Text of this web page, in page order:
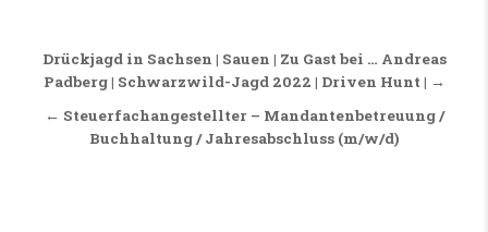
Beitragsnavigation
Drückjagd in Sachsen | Sauen | Zu Gast bei … Andreas
Padberg | Schwarzwild-Jagd 2022 | Driven Hunt | →
← Steuerfachangestellter – Mandantenbetreuung /
Buchhaltung / Jahresabschluss (m/w/d)